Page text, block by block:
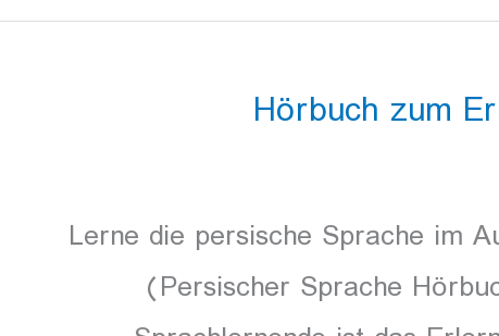
Hörbuch zum
Lerne die persische Sprache im
(Persischer Sprache